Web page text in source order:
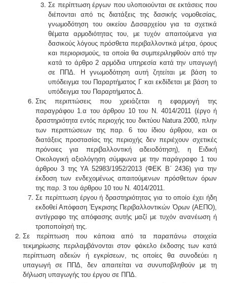
Σε περίπτωση έργων που υλοποιούνται σε εκτά­σεις που
διέπονται από τις διατάξεις της δασικής νο­μοθεσίας,
γνωμοδότηση του οικείου Δασαρχείου για τα σχετικά
θέματα αρμοδιότητας του, με τυχόν απαιτού­μενα για
δασικούς λόγους πρόσθετα περιβαλλοντικά μέτρα, όρους
και περιορισμούς, τα οποία θα συμπεριλη­φθούν από την
κατά το άρθρο 2 αρμόδια υπηρεσία κατά την υπαγωγή
σε ΠΠΔ. Η γνωμοδότηση αυτή ζητείται με βάση το
υπόδειγμα του Παραρτήματος Γ και εκδίδεται με βάση το
υπόδειγμα του Παραρτήματος Δ.
Στις περιπτώσεις που χρειάζεται η εφαρμογή της
παραγράφου 1.α του άρθρου 10 του Ν. 4014/2011 (έργο ή
δραστηριότητα εντός περιοχής του δικτύου Natura 2000,πλην
των περιπτώσεων της παρ. 6 του ίδιου άρ­θρου, και οι
διατάξεις προστασίας της περιοχής δεν περιέχουν σχετικές
πρόνοιες για περιβαλλοντική αδειοδότηση), η Ειδική
Οικολογική αξιολόγηση σύμφωνα με την παράγραφο 1 του
άρθρου 3 της ΥΑ 52983/1952/2013 (ΦΕΚ Β΄ 2436) για την
έκδοση των ενδεχομένως απαι­τούμενων πρόσθετων όρων
της παρ. 3 του άρθρου 10 του Ν. 4014/2011.
Σε περίπτωση έργου ή δραστηριότητας για το οποίο έχει ήδη
εκδοθεί Απόφαση Έγκρισης Περιβαλλο­ντικών Όρων (ΑΕΠΟ),
αντίγραφο της απόφασης αυτής μαζί με τυχόν ανανέωση ή
τροποποίησή της.
Σε περίπτωση που κάποια από τα παραπάνω στοι­χεία
τεκμηρίωσης περιλαμβάνονται στον φάκελο έκ­δοσης των κατά
περίπτωση αδειών ή εγκρίσεων, τις οποίες θα συνοδεύει η
υπαγωγή σε ΠΠΔ, δεν απαιτείται να συνυποβληθούν με τη
δήλωση υπαγωγής του έργου σε ΠΠΔ.